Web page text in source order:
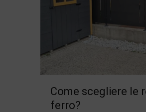
Come scegliere le
ferro?